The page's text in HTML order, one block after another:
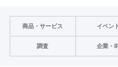
商品・サービス イベン
調査 企業・